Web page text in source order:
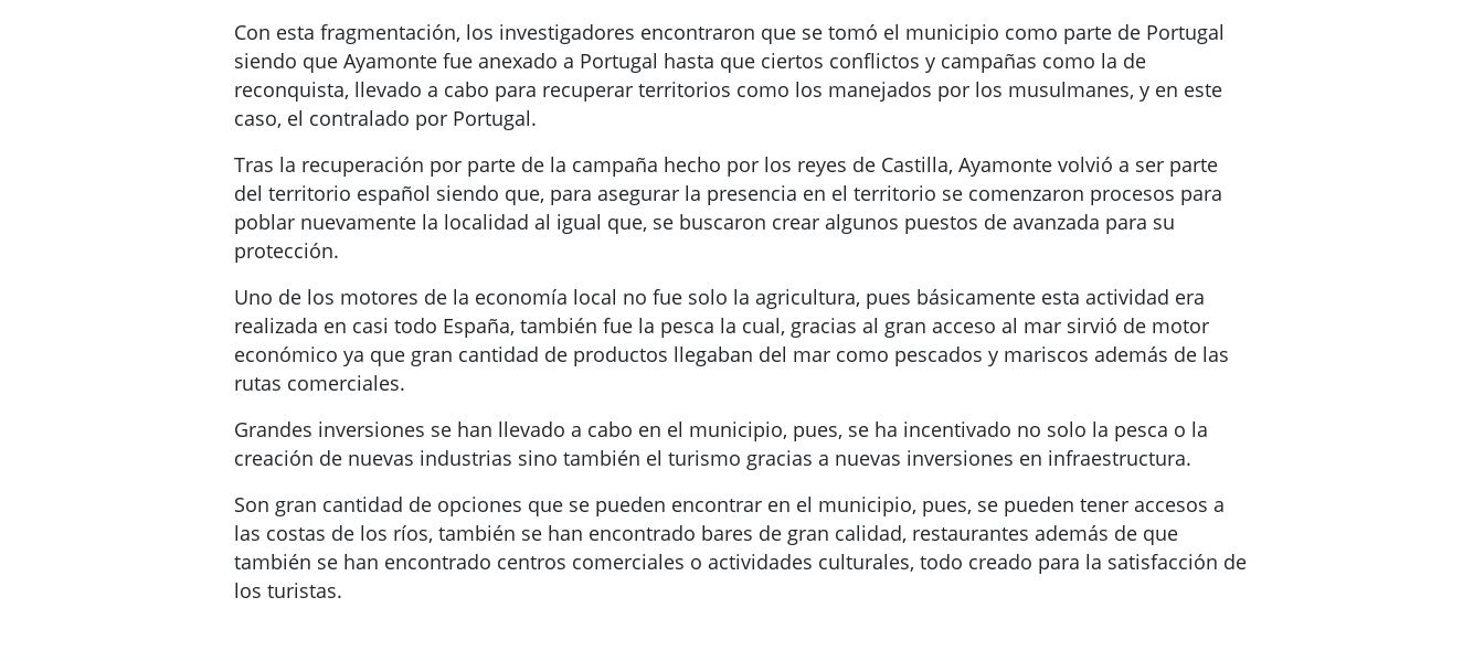
Con esta fragmentación, los investigadores encontraron que se tomó el municipio como parte de Portugal
siendo que Ayamonte fue anexado a Portugal hasta que ciertos conflictos y campañas como la de
reconquista, llevado a cabo para recuperar territorios como los manejados por los musulmanes, y en este
caso, el contralado por Portugal.
Tras la recuperación por parte de la campaña hecho por los reyes de Castilla, Ayamonte volvió a ser parte
del territorio español siendo que, para asegurar la presencia en el territorio se comenzaron procesos para
poblar nuevamente la localidad al igual que, se buscaron crear algunos puestos de avanzada para su
protección.
Uno de los motores de la economía local no fue solo la agricultura, pues básicamente esta actividad era
realizada en casi todo España, también fue la pesca la cual, gracias al gran acceso al mar sirvió de motor
económico ya que gran cantidad de productos llegaban del mar como pescados y mariscos además de las
rutas comerciales.
Grandes inversiones se han llevado a cabo en el municipio, pues, se ha incentivado no solo la pesca o la
creación de nuevas industrias sino también el turismo gracias a nuevas inversiones en infraestructura.
Son gran cantidad de opciones que se pueden encontrar en el municipio, pues, se pueden tener accesos a
las costas de los ríos, también se han encontrado bares de gran calidad, restaurantes además de que
también se han encontrado centros comerciales o actividades culturales, todo creado para la satisfacción de
los turistas.